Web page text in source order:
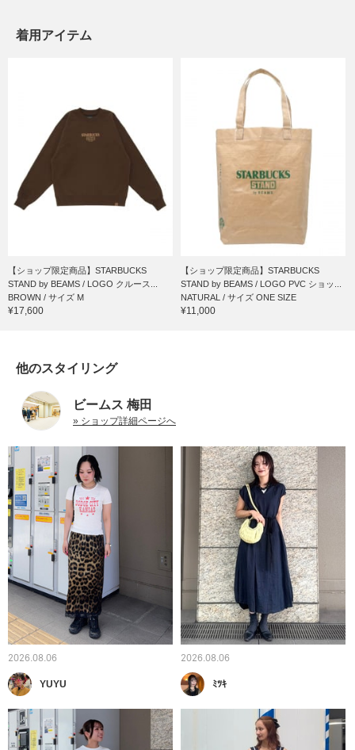
着用アイテム
【ショップ限定商品】STARBUCKS
STAND by BEAMS / LOGO クルース...
BROWN / サイズ M
¥17,600
【ショップ限定商品】STARBUCKS
STAND by BEAMS / LOGO PVC ショッ...
NATURAL / サイズ ONE SIZE
¥11,000
他のスタイリング
ビームス 梅田
» ショップ詳細ページへ
2026.08.06
YUYU
2026.08.06
ﾐﾂｷ